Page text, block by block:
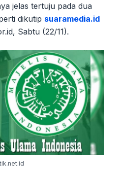
jelas tertuju pada dua
dikutip suaramedia.id
Sabtu (22/11).